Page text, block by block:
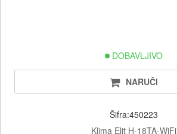
DOBAVLJIVO
NARUČI
Šifra:450223
Klima Elit H-18TA-WiFi